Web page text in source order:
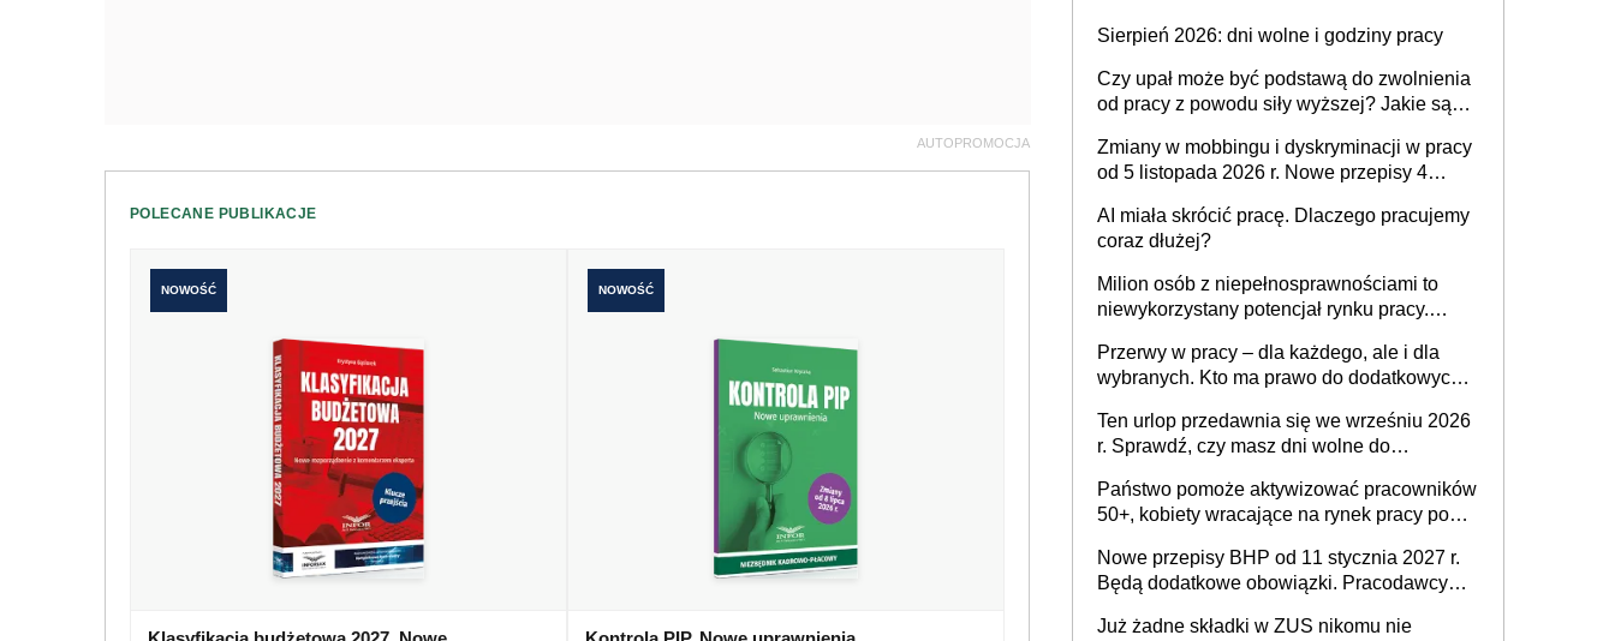
AUTOPROMOCJA
POLECANE PUBLIKACJE
NOWOŚĆ NOWOŚĆ
Sierpień 2026: dni wolne i godziny pracy
Czy upał może być podstawą do zwolnienia
od pracy z powodu siły wyższej? Jakie są
Zmiany w mobbingu i dyskryminacji w pracy
od 5 listopada 2026 r. Nowe przepisy 4
Ustaw
AI miała skrócić pracę. Dlaczego pracujemy
coraz dłużej?
Milion osób z niepełnosprawnościami to
niewykorzystany potencjał rynku pracy.
dofinansowań czy refundacji, ale bariery po
stronie systemu i świadomości
pracodawców [WYWIAD]
Przerwy w pracy – dla każdego, ale i dla
wybranych. Kto ma prawo do dodatkowych
Ten urlop przedawnia się we wrześniu 2026
r. Sprawdź, czy masz dni wolne do
Państwo pomoże aktywizować pracowników
50+, kobiety wracające na rynek pracy po
osoby neuroatypowe. Powstanie Fundusz
na rzecz Inkluzywności w Zatrudnianiu?
Nowe przepisy BHP od 11 stycznia 2027 r.
Będą dodatkowe obowiązki. Pracodawcy
Już żadne składki w ZUS nikomu nie